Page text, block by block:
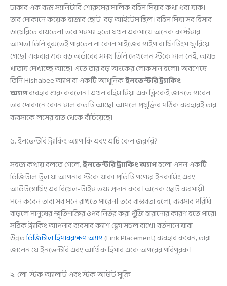
ঢাকার এক ব্যস্ত স্যানিটারি শোরুমের মালিক রহিম মিয়ার কথা ধরা যাক।
তার দোকানে কয়েক হাজার ছোট-বড় আইটেম ছিল। রহিম মিয়া সব হিসাব
ডায়েরিতে রাখতেন। তবে সমস্যা হতো যখন একসাথে অনেক কাস্টমার
আসত। তিনি বুঝতেই পারতেন না কোন সাইজের পাইপ বা ফিটিংস ফুরিয়ে
গেছে। একবার এক বড় অর্ডারের সময় তিনি দেখলেন স্টকে মাল নেই, অথচ
খাতায় দেখাচ্ছে আছে। এতে তার বড় অংকের লোকসান হলো। অবশেষে
তিনি Hishabee অ্যাপ বা একটি আধুনিকইনভেন্টরি ট্র্যাকিং
অ্যাপব্যবহার শুরু করলেন। এখন রহিম মিয়া এক ক্লিকেই জানতে পারেন
তার দোকানে কোন মাল কতটি আছে। আসলে প্রযুক্তির সঠিক ব্যবহারই তার
ব্যবসাকে লসের হাত থেকে বাঁচিয়েছে।
১. ইনভেন্টরি ট্র্যাকিং অ্যাপ কি এবং এটি কেন জরুরি?
সহজ কথায় বলতে গেলে,ইনভেন্টরি ট্র্যাকিং অ্যাপহলো এমন একটি
ডিজিটাল টুল যা আপনার স্টকে থাকা প্রতিটি পণ্যের ইনকামিং এবং
আউটগোয়িং এর রিয়েল-টাইম তথ্য প্রদান করে। অনেক ছোট ব্যবসায়ী
মনে করেন তারা সব মনে রাখতে পারেন। তবে বাস্তবতা হলো, ব্যবসার পরিধি
বাড়লে মানুষের স্মৃতিশক্তির ওপর নির্ভর করা পুঁজি হারানোর কারণ হতে পারে।
সঠিক ট্র্যাকিং আপনার ব্যবসার ক্যাশ ফ্লো সচল রাখে। বর্তমানে যারা
উন্নতডিজিটাল হিসাবরক্ষণ অ্যাপ(Link Placement) ব্যবহার করেন, তারা
জানেন যে ইনভেন্টরি এবং আর্থিক হিসাব একে অপরের পরিপূরক।
২. লো-স্টক অ্যালার্ট এবং স্টক আউট মুক্তি